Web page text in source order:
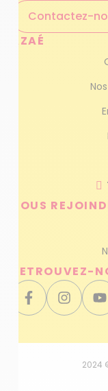
Contactez-
AZAÉ
NOUS
RETROUVEZ-
2024